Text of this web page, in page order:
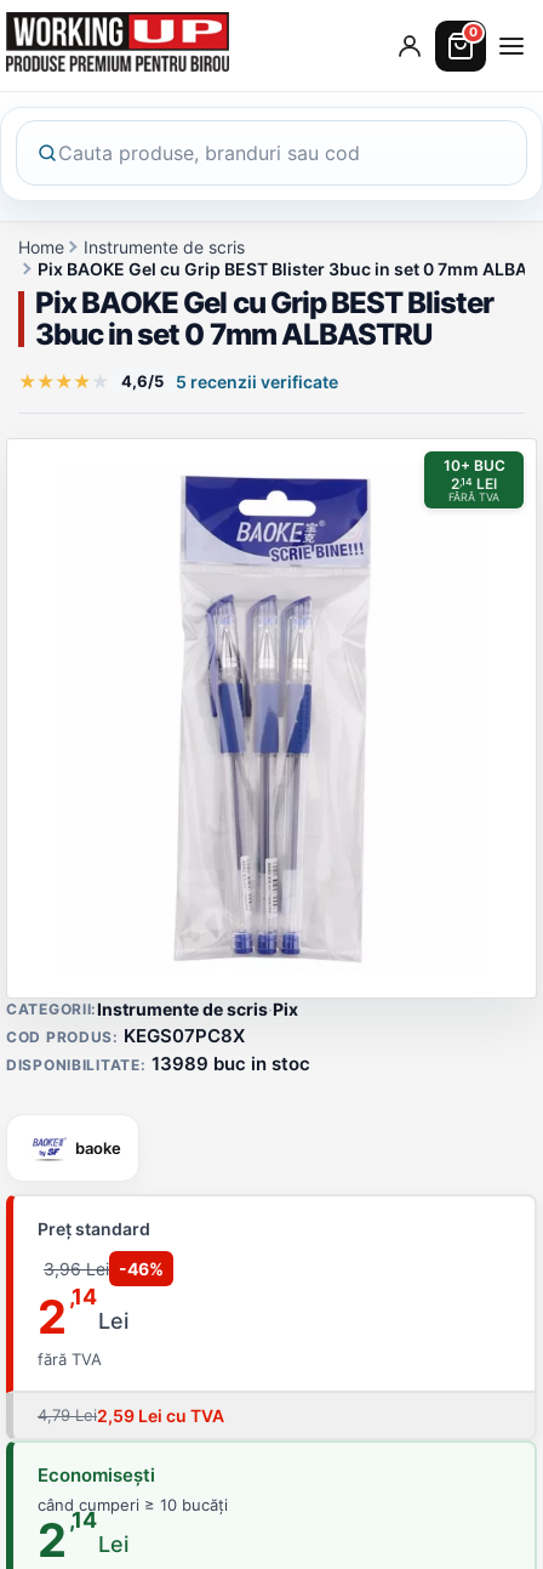
0
Home
Instrumente de scris
Pix BAOKE Gel cu Grip BEST Blister 3buc in set 0 7mm
Pix BAOKE Gel cu Grip BEST Blister
3buc in set 0 7mm ALBASTRU
★★★★ ★ 4,6/5 5 recenzii verificate
10+ BUC
2,14 LEI
FĂRĂ TVA
Detalii produs
CATEGORII:Instrumente de scris·Pix
COD PRODUS: KEGS07PC8X
DISPONIBILITATE: 13989 buc in stoc
baoke
Preț standard
3,96 Lei -46%
2 ,14
Lei
fără TVA
4,79 Lei2,59 Lei cu TVA
Economisești
când cumperi ≥ 10 bucăți
2 ,14
Lei